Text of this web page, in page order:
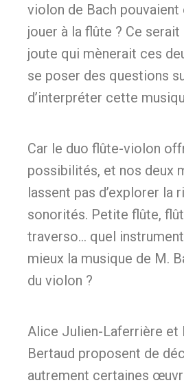
violon de Bach pouvaient
jouer à la flûte ? Ce serait
joute qui mènerait ces
se poser des questions
d’interpréter cette
Car le duo flûte-violon
possibilités, et nos deux
lassent pas d’explorer la
sonorités. Petite flûte,
traverso… quel
mieux la musique de M.
du violon ?
Alice Julien-Laferrière et
Bertaud proposent de
autrement certaines